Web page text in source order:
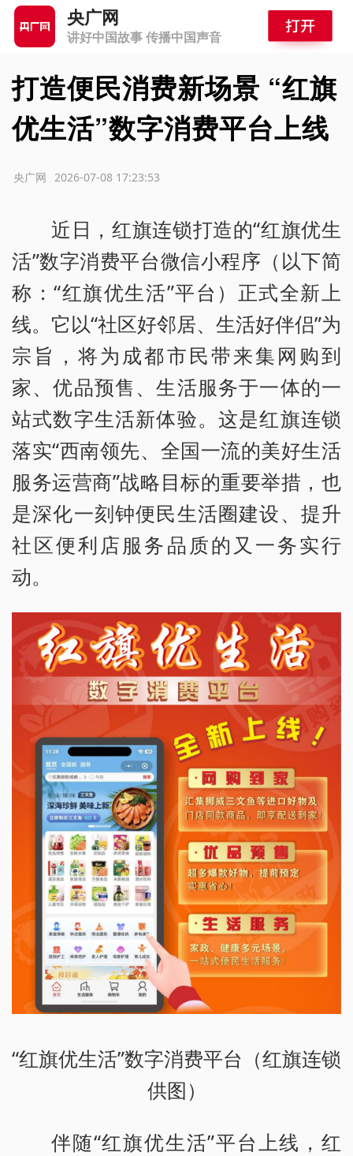
央广网
讲好中国故事 传播中国声音
打造便民消费新场景 “红旗
优生活”数字消费平台上线
2026-07-08 17:23:53
央广网
近日，红旗连锁打造的“红旗优生
活”数字消费平台微信小程序（以下简
称：“红旗优生活”平台）正式全新上
线。它以“社区好邻居、生活好伴侣”为
宗旨，将为成都市民带来集网购到
家、优品预售、生活服务于一体的一
站式数字生活新体验。这是红旗连锁
落实“西南领先、全国一流的美好生活
服务运营商”战略目标的重要举措，也
是深化一刻钟便民生活圈建设、提升
社区便利店服务品质的又一务实行
动。
“红旗优生活”数字消费平台（红旗连锁
供图）
伴随“红旗优生活”平台上线，红